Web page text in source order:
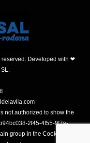
Developed with ❤
not authorized to show the
2f45-4f55-9f7a-
group in the Cookiebot